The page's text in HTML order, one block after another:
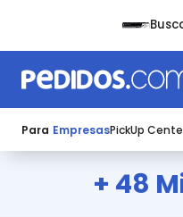
Para EmpresasPickUp
+ 48